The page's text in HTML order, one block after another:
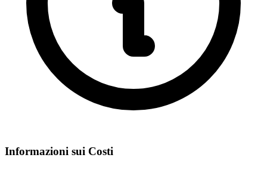
Informazioni sui Costi